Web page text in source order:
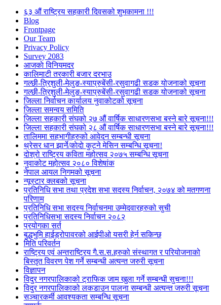
६३ औं राष्ट्रिय सहकारी दिवसको शुभकामना !!!
Blog
Frontpage
Our Team
Privacy Policy
Survey 2083
आजकाे विनियमदर
कालिमाटी तरकारी बजार दरभाउ
गल्छी-त्रिशुली-मेलुङ-स्याप्रुबेंसी-रसुवागढी सडक योजनाको सूचना
गल्छी-त्रिशुली-मेलुङ-स्याप्रुबेंसी-रसुवागढी सडक योजनाको सूचना
जिल्ला निर्वाचन कार्यालय नुवाकोटको सूचना
जिल्ला समन्वय समिति
जिल्ला सहकारी संघको २७ औं वार्षिक साधारणसभा बस्ने बारे सूचना!!!
जिल्ला सहकारी संघको २८ औं वार्षिक साधारणसभा बस्ने बारे सूचना!!!
तालिममा सहभागीहरुको आवेदन सम्बन्धी सूचना
थ्रेसर धान झार्ने/काेदाे कुट्ने मेसिन सम्बन्धि सूचना!
दोश्रो राष्ट्रिय कविता महोत्सव २०७५ सम्बन्धि सूचना
नुवाकोट महोत्सव २०८० विशेषांक
नेपाल आयल निगमको सूचना
न्यूस्टार क्लबको सूचना
प्रतिनिधि सभा तथा प्रदेश सभा सदस्य निर्वाचन, २०७४ को मतगणना
परिणाम
प्रतिनिधि सभा सदस्य निर्वाचनमा उम्मेदवारहरुको सुची
प्रतिनिधिसभा सदस्य निर्वाचन २०८२
प्रयोगका सर्त
बुद्धभुमि हाईड्रोपावरको आईपीओ यसरी हेर्न सकिन्छ
मिति परिवर्तन
राष्ट्रिय एवं अन्तराष्ट्रिय गै.स.स.हरुको संस्थागत र परियोजनाको
बिस्तृत विवरण पेश गर्ने सम्बन्धी अत्यन्त जरुरी सूचना
विज्ञापन
विदुर नगरपालिकाको ट्राफिक जाम खुला गर्ने सम्बन्धी सुचना!!!
विदुर नगरपालिकाको लकडाउन पालना सम्बन्धी अत्यन्त जरुरी सूचना
सञ्चारकर्मी आवश्यकता सम्बन्धि सूचना